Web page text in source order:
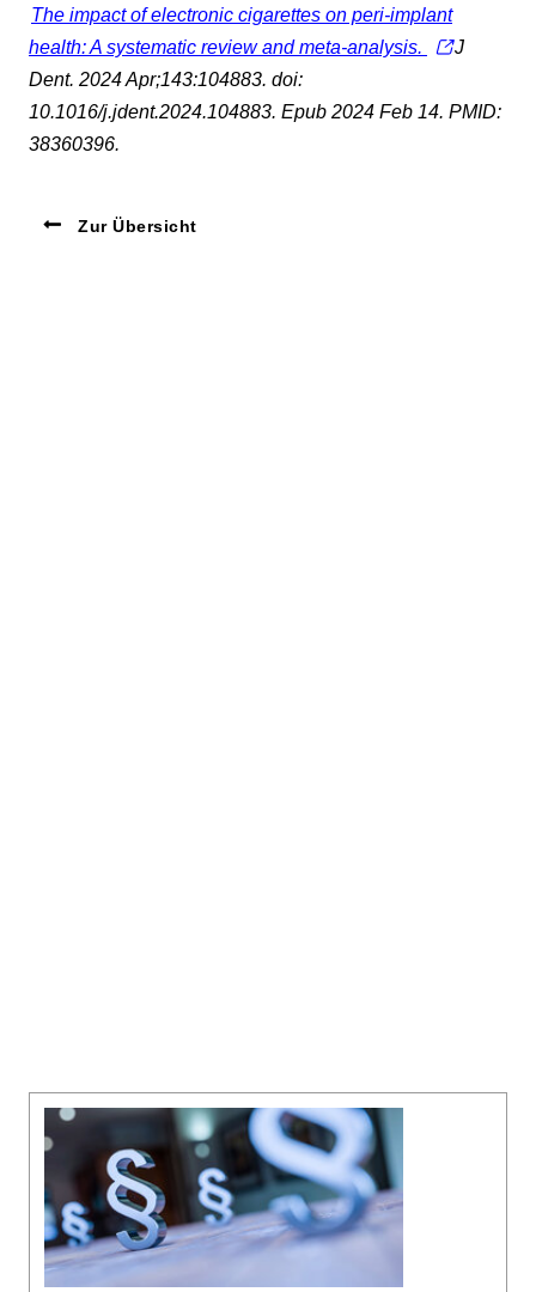
The impact of electronic cigarettes on peri-implant
health: A systematic review and meta-analysis.
J
Dent. 2024 Apr;143:104883. doi:
10.1016/j.jdent.2024.104883. Epub 2024 Feb 14. PMID:
38360396.
Zur Übersicht